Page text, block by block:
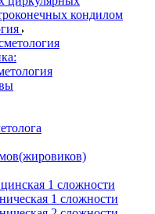
кондилом
1 сложности
1 сложности